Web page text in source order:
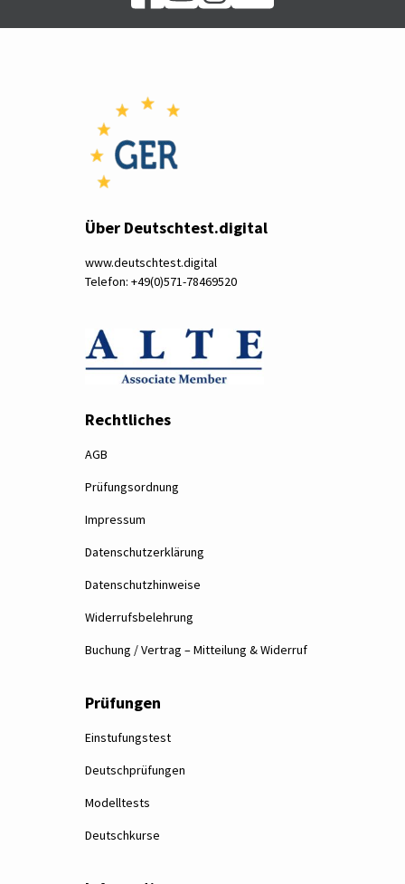
Über Deutschtest.digital
www.deutschtest.digital
Telefon: +49(0)571-78469520
Rechtliches
AGB
Prüfungsordnung
Impressum
Datenschutzerklärung
Datenschutzhinweise
Widerrufsbelehrung
Buchung / Vertrag – Mitteilung & Widerruf
Prüfungen
Einstufungstest
Deutschprüfungen
Modelltests
Deutschkurse